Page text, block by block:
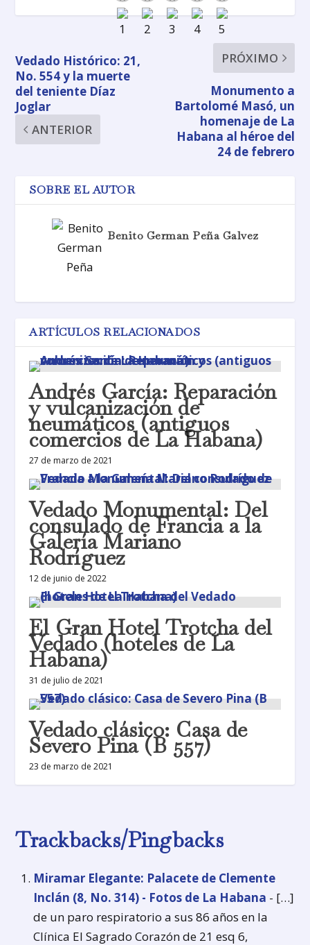
Vedado Histórico: 21,
No. 554 y la muerte
del teniente Díaz
Joglar
ANTERIOR
PRÓXIMO
Monumento a
Bartolomé Masó, un
homenaje de La
Habana al héroe del
24 de febrero
SOBRE EL AUTOR
Benito German Peña Galvez
ARTÍCULOS RELACIONADOS
Andrés García: Reparación
y vulcanización de
neumáticos (antiguos
comercios de La Habana)
27 de marzo de 2021
Vedado Monumental: Del
consulado de Francia a la
Galería Mariano
Rodríguez
12 de junio de 2022
El Gran Hotel Trotcha del
Vedado (hoteles de La
Habana)
31 de julio de 2021
Vedado clásico: Casa de
Severo Pina (B 557)
23 de marzo de 2021
Trackbacks/Pingbacks
Miramar Elegante: Palacete de Clemente
Inclán (8, No. 314) - Fotos de La Habana - […]
de un paro respiratorio a sus 86 años en la
Clínica El Sagrado Corazón de 21 esq 6,